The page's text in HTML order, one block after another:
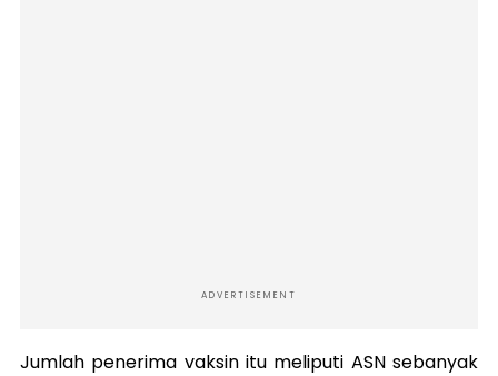
ADVERTISEMENT
Jumlah penerima vaksin itu meliputi ASN sebanyak